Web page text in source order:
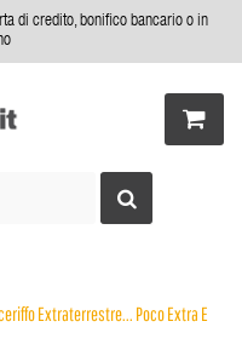
di credito, bonifico bancario o in
Extraterrestre... Poco Extra E